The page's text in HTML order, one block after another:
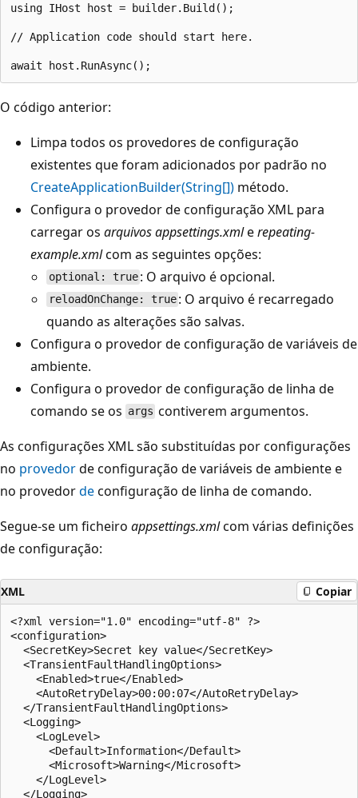
using IHost host = builder.Build();
// Application code should start here.
O código anterior:
Limpa todos os provedores de configuração
existentes que foram adicionados por padrão no
CreateApplicationBuilder(String[]) método.
Configura o provedor de configuração XML para
carregar os arquivos appsettings.xmlerepeating-
example.xmlcom as seguintes opções:
optional: true : O arquivo é opcional.
reloadOnChange: true : O arquivo é recarregado
quando as alterações são salvas.
Configura o provedor de configuração de variáveis de
ambiente.
Configura o provedor de configuração de linha de
comando se os args contiverem argumentos.
As configurações XML são substituídas por configurações
no provedorde configuração de variáveis de ambiente e
no provedordeconfiguração de linha de comando.
Segue-se um ficheiro appsettings.xmlcom várias definições
de configuração:
XML Copiar
<?xml version="1.0" encoding="utf-8" ?>
<configuration>
  <SecretKey>Secret key value</SecretKey>
  <TransientFaultHandlingOptions>
    <Enabled>true</Enabled>
    <AutoRetryDelay>00:00:07</AutoRetryDelay>
  </TransientFaultHandlingOptions>
  <Logging>
    <LogLevel>
      <Default>Information</Default>
      <Microsoft>Warning</Microsoft>
    </LogLevel>
  </Logging>